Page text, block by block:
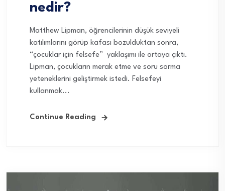
nedir?
Matthew Lipman, öğrencilerinin düşük seviyeli
katılımlarını görüp kafası bozulduktan sonra,
“çocuklar için felsefe” yaklaşımı ile ortaya çıktı.
Lipman, çocukların merak etme ve soru sorma
yeteneklerini geliştirmek istedi. Felsefeyi
kullanmak...
Continue Reading